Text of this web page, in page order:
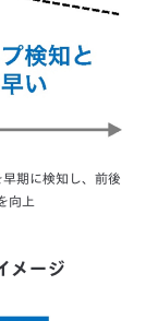
期に検知し、前後
向上
メージ